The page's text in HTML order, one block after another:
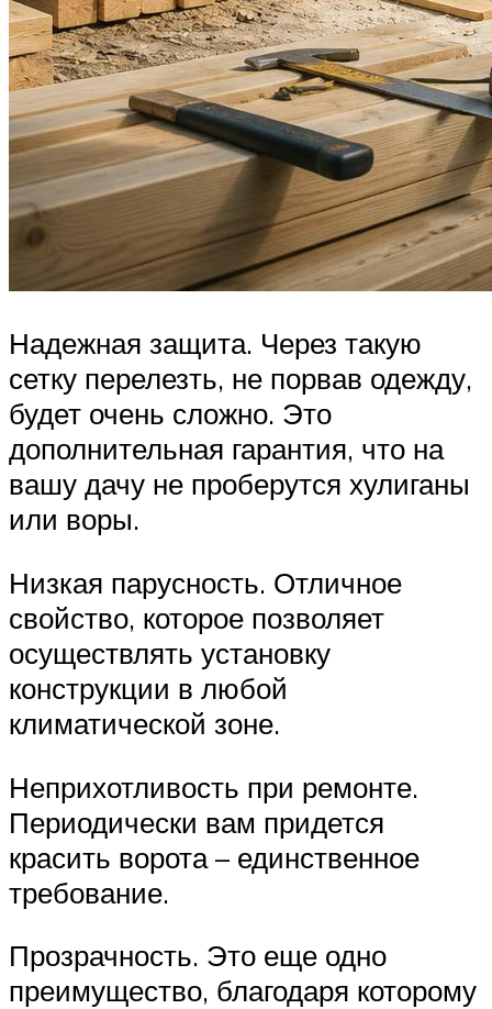
Надежная защита. Через такую
сетку перелезть, не порвав одежду,
будет очень сложно. Это
дополнительная гарантия, что на
вашу дачу не проберутся хулиганы
или воры.
Низкая парусность. Отличное
свойство, которое позволяет
осуществлять установку
конструкции в любой
климатической зоне.
Неприхотливость при ремонте.
Периодически вам придется
красить ворота – единственное
требование.
Прозрачность. Это еще одно
преимущество, благодаря которому